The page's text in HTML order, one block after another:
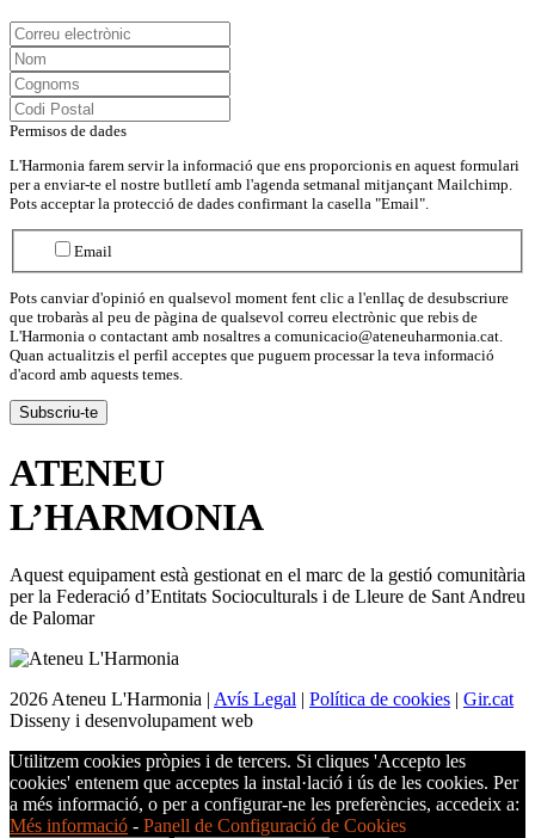
Permisos de dades
L'Harmonia farem servir la informació que ens proporcionis en aquest formulari
per a enviar-te el nostre butlletí amb l'agenda setmanal mitjançant Mailchimp.
Pots acceptar la protecció de dades confirmant la casella "Email".
Email
Pots canviar d'opinió en qualsevol moment fent clic a l'enllaç de desubscriure
que trobaràs al peu de pàgina de qualsevol correu electrònic que rebis de
L'Harmonia o contactant amb nosaltres a comunicacio@ateneuharmonia.cat.
Quan actualitzis el perfil acceptes que puguem processar la teva informació
d'acord amb aquests temes.
ATENEU
L’HARMONIA
Aquest equipament està gestionat en el marc de la gestió comunitària
per la Federació d’Entitats Socioculturals i de Lleure de Sant Andreu
de Palomar
2026 Ateneu L'Harmonia | Avís Legal | Política de cookies | Gir.cat
Disseny i desenvolupament web
Utilitzem cookies pròpies i de tercers. Si cliques 'Accepto les
cookies' entenem que acceptes la instal·lació i ús de les cookies. Per
a més informació, o per a configurar-ne les preferències, accedeix a:
Més informació - Panell de Configuració de Cookies